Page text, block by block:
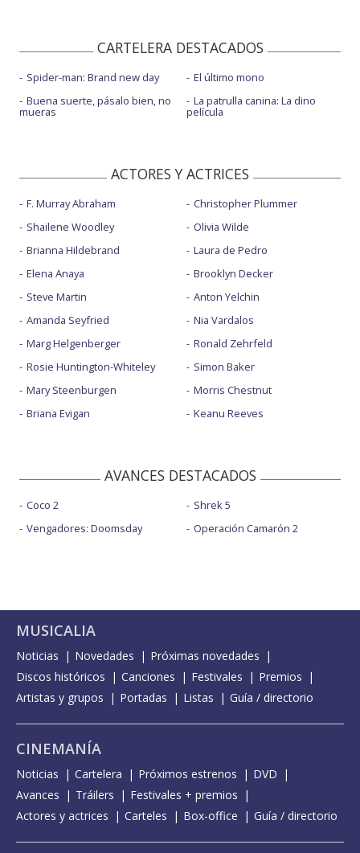
CARTELERA DESTACADOS
Spider-man: Brand new day
Buena suerte, pásalo bien, no
mueras
El último mono
La patrulla canina: La dino
película
ACTORES Y ACTRICES
F. Murray Abraham
Shailene Woodley
Brianna Hildebrand
Elena Anaya
Steve Martin
Amanda Seyfried
Marg Helgenberger
Rosie Huntington-Whiteley
Mary Steenburgen
Briana Evigan
Christopher Plummer
Olivia Wilde
Laura de Pedro
Brooklyn Decker
Anton Yelchin
Nia Vardalos
Ronald Zehrfeld
Simon Baker
Morris Chestnut
Keanu Reeves
AVANCES DESTACADOS
Coco 2
Vengadores: Doomsday
Shrek 5
Operación Camarón 2
MUSICALIA
Noticias Novedades
Próximas novedades
Discos históricos
Canciones Festivales
Premios
Artistas y grupos
Portadas Listas Guía / directorio
CINEMANÍA
Noticias Cartelera Próximos estrenos
DVD
Avances
Tráilers
Festivales + premios
Actores y actrices
Carteles Box-office Guía / directorio